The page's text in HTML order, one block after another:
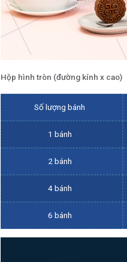
Hộp hình tròn (đường kính x cao)
Số lượng bánh
1 bánh
2 bánh
4 bánh
6 bánh